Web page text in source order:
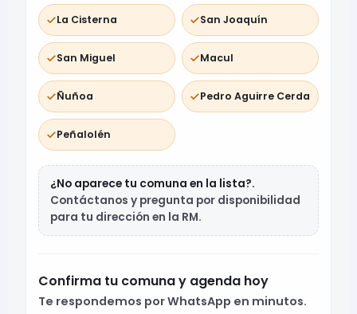
La Cisterna San Joaquín
San Miguel Macul
Ñuñoa Pedro Aguirre Cerda
Peñalolén
¿No aparece tu comuna en la lista?.
Contáctanos y pregunta por disponibilidad
para tu dirección en la RM.
Confirma tu comuna y agenda hoy
Te respondemos por WhatsApp en minutos.